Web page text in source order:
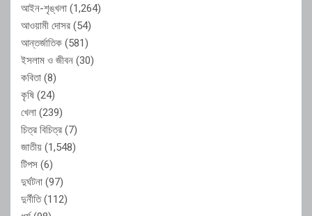
আইন-শৃঙ্খলা (1,264)
আওয়ামী দোসর (54)
আন্তর্জাতিক (581)
ইসলাম ও জীবন (30)
কবিতা (8)
কৃষি (24)
খেলা (239)
চিত্র বিচিত্র (7)
জাতীয় (1,548)
টিপস (6)
দুর্ঘটনা (97)
দুর্নীতি(112)